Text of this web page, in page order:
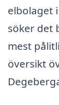
elbolaget
söker det
mest
översikt